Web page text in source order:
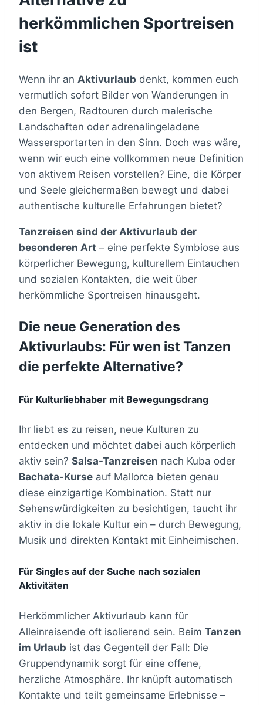
herkömmlichen Sportreisen
ist
Wenn ihr an Aktivurlaub denkt, kommen euch
vermutlich sofort Bilder von Wanderungen in
den Bergen, Radtouren durch malerische
Landschaften oder adrenalingeladene
Wassersportarten in den Sinn. Doch was wäre,
wenn wir euch eine vollkommen neue Definition
von aktivem Reisen vorstellen? Eine, die Körper
und Seele gleichermaßen bewegt und dabei
authentische kulturelle Erfahrungen bietet?
Tanzreisen sind der Aktivurlaub der
besonderen Art – eine perfekte Symbiose aus
körperlicher Bewegung, kulturellem Eintauchen
und sozialen Kontakten, die weit über
herkömmliche Sportreisen hinausgeht.
Die neue Generation des
Aktivurlaubs: Für wen ist Tanzen
die perfekte Alternative?
Für Kulturliebhaber mit Bewegungsdrang
Ihr liebt es zu reisen, neue Kulturen zu
entdecken und möchtet dabei auch körperlich
aktiv sein? Salsa-Tanzreisen nach Kuba oder
Bachata-Kurse auf Mallorca bieten genau
diese einzigartige Kombination. Statt nur
Sehenswürdigkeiten zu besichtigen, taucht ihr
aktiv in die lokale Kultur ein – durch Bewegung,
Musik und direkten Kontakt mit Einheimischen.
Für Singles auf der Suche nach sozialen
Aktivitäten
Herkömmlicher Aktivurlaub kann für
Alleinreisende oft isolierend sein. Beim Tanzen
im Urlaub ist das Gegenteil der Fall: Die
Gruppendynamik sorgt für eine offene,
herzliche Atmosphäre. Ihr knüpft automatisch
Kontakte und teilt gemeinsame Erlebnisse –